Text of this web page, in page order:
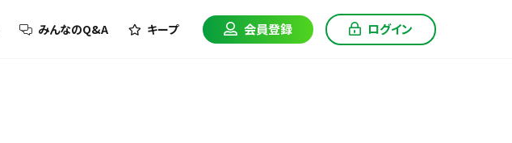
みんなのQ&A キープ 会員登録 ログイン